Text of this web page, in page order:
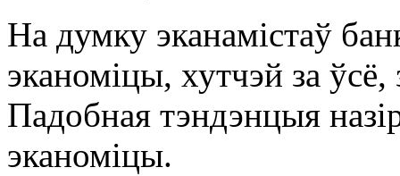
На думку эканамістаў
эканоміцы, хутчэй за
Падобная тэндэнцыя
эканоміцы.